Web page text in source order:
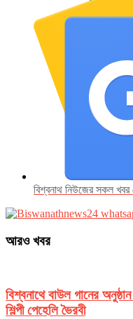
বিশ্বনাথ নিউজের সকল
আরও খবর
বিশ্বনাথে বাউল গানের
শিল্পী পেহেলি ভৈরবী